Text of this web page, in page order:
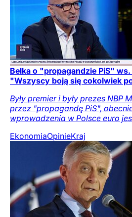
Belka o "propagandzie PiS"
"Wszyscy boją się cokolwiek
Były premier i były prezes NBP
przez "propagandę PiS",
wprowadzenia w Polsce euro
EkonomiaOpinieKraj